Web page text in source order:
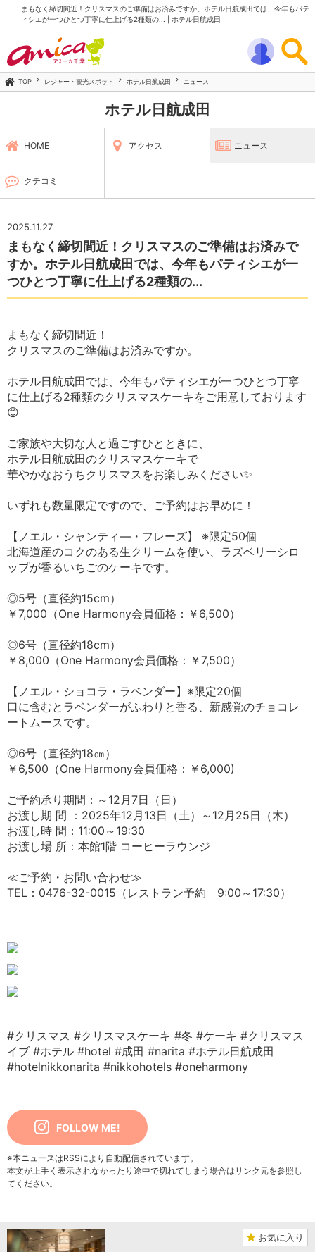
まもなく締切間近！クリスマスのご準備はお済みですか。ホテル日航成田では、今年もパテ
ィシエが一つひとつ丁寧に仕上げる2種類の... | ホテル日航成田
TOP レジャー・観光スポット ホテル日航成田 ニュース
ホテル日航成田
HOME アクセス ニュース
クチコミ
2025.11.27
まもなく締切間近！クリスマスのご準備はお済みで
すか。ホテル日航成田では、今年もパティシエが一
つひとつ丁寧に仕上げる2種類の...
まもなく締切間近！
クリスマスのご準備はお済みですか。
ホテル日航成田では、今年もパティシエが一つひとつ丁寧
に仕上げる2種類のクリスマスケーキをご用意しております
😊
ご家族や大切な人と過ごすひとときに、
ホテル日航成田のクリスマスケーキで
華やかなおうちクリスマスをお楽しみください✨
いずれも数量限定ですので、ご予約はお早めに！
【ノエル・シャンティ―・フレーズ】 ※限定50個
北海道産のコクのある生クリームを使い、ラズベリーシロ
ップが香るいちごのケーキです。
◎5号（直径約15cm）
￥7,000（One Harmony会員価格：￥6,500）
◎6号（直径約18cm）
￥8,000（One Harmony会員価格：￥7,500）
【ノエル・ショコラ・ラベンダー】※限定20個
口に含むとラベンダーがふわりと香る、新感覚のチョコレ
ートムースです。
◎6号（直径約18㎝）
￥6,500（One Harmony会員価格：￥6,000)
ご予約承り期間：～12月7日（日）
お渡し期 間 ：2025年12月13日（土）～12月25日（木）
お渡し時 間：11:00～19:30
お渡し場 所：本館1階 コーヒーラウンジ
≪ご予約・お問い合わせ≫
TEL：0476-32-0015（レストラン予約 9:00～17:30）
#クリスマス #クリスマスケーキ #冬 #ケーキ #クリスマス
イブ #ホテル #hotel #成田 #narita #ホテル日航成田
#hotelnikkonarita #nikkohotels #oneharmony
FOLLOW ME!
※本ニュースはRSSにより自動配信されています。
本文が上手く表示されなかったり途中で切れてしまう場合はリンク元を参照し
てください。
お気に入り